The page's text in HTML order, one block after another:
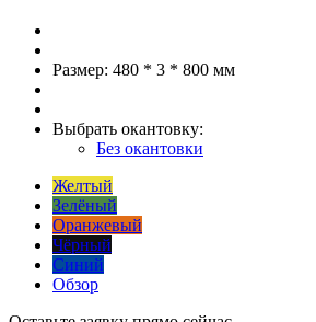
Размер: 480 * 3 * 800 мм
Выбрать окантовку:
Без окантовки
Желтый
Зелёный
Оранжевый
Чёрный
Синий
Обзор